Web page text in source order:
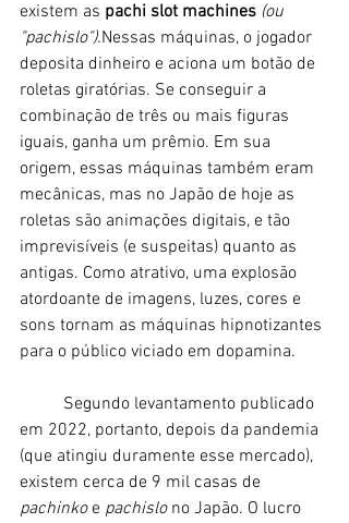
existem as pachi slot machines (ou
"pachislo").Nessas máquinas, o jogador
deposita dinheiro e aciona um botão de
roletas giratórias. Se conseguir a
combinação de três ou mais figuras
iguais, ganha um prêmio. Em sua
origem, essas máquinas também eram
mecânicas, mas no Japão de hoje as
roletas são animações digitais, e tão
imprevisíveis (e suspeitas) quanto as
antigas. Como atrativo, uma explosão
atordoante de imagens, luzes, cores e
sons tornam as máquinas hipnotizantes
para o público viciado em dopamina.
em 2022, portanto, depois da pandemia
(que atingiu duramente esse mercado),
existem cerca de 9 mil casas de
pachinko e pachislo no Japão. O lucro